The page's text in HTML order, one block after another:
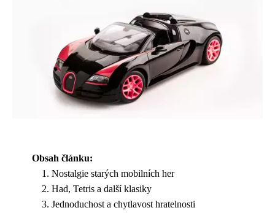
Obsah článku:
Nostalgie starých mobilních her
Had, Tetris a další klasiky
Jednoduchost a chytlavost hratelnosti